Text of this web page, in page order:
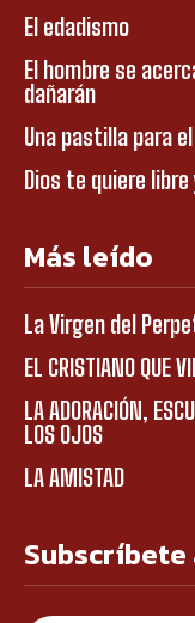
El edadismo
El hombre se
dañarán
Una pastilla para
Dios te quiere
Más leído
La Virgen del
EL CRISTIANO QUE
LA ADORACIÓN,
LOS OJOS
LA AMISTAD